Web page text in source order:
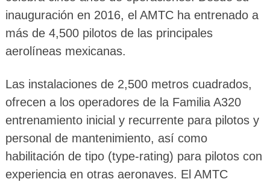
inauguración en 2016, el AMTC ha entrenado a
más de 4,500 pilotos de las principales
aerolíneas mexicanas.
Las instalaciones de 2,500 metros cuadrados,
ofrecen a los operadores de la Familia A320
entrenamiento inicial y recurrente para pilotos y
personal de mantenimiento, así como
habilitación de tipo (type-rating) para pilotos con
experiencia en otras aeronaves. El AMTC